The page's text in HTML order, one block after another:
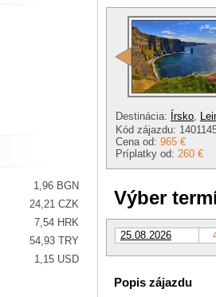
Destinácia: Írsko
Kód zájazdu:
Cena od: 965 €
Príplatky od: 260 €
Výber
25.08.2026
Popis zájazdu
1,96 BGN
24,21 CZK
7,54 HRK
54,93 TRY
1,15 USD